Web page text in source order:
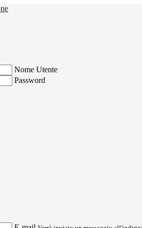
Nome Utente
Password